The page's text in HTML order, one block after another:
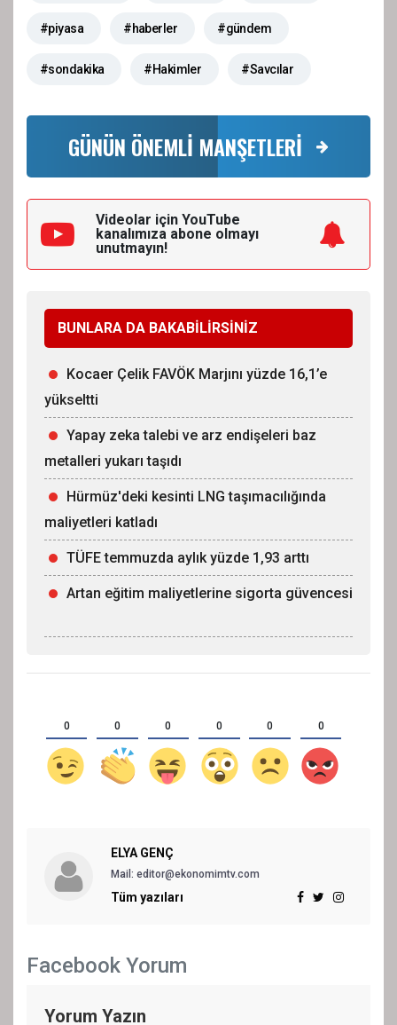
#piyasa #haberler #gündem
#sondakika #Hakimler #Savcılar
GÜNÜN ÖNEMLİ MANŞETLERİ
Videolar için YouTube
kanalımıza abone olmayı
unutmayın!
BUNLARA DA BAKABİLİRSİNİZ
Kocaer Çelik FAVÖK Marjını yüzde 16,1’e
yükseltti
Yapay zeka talebi ve arz endişeleri baz
metalleri yukarı taşıdı
Hürmüz'deki kesinti LNG taşımacılığında
maliyetleri katladı
TÜFE temmuzda aylık yüzde 1,93 arttı
Artan eğitim maliyetlerine sigorta güvencesi
0 0 0 0 0 0
ELYA GENÇ
Mail: editor@ekonomimtv.com
Tüm yazıları
Facebook Yorum
Yorum Yazın